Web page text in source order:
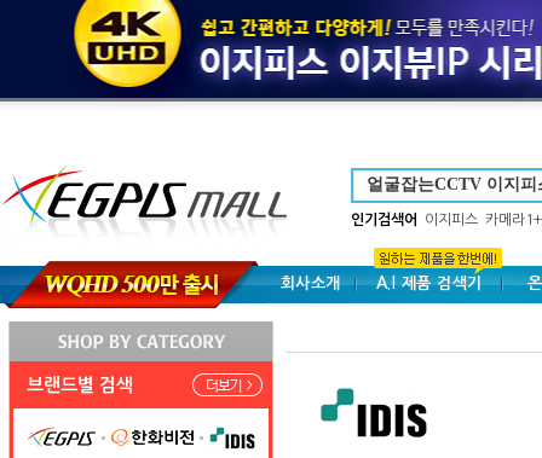
인기검색어 이지피스 카메라
회사소개 A.I 제품 검색기
브랜드별 검색